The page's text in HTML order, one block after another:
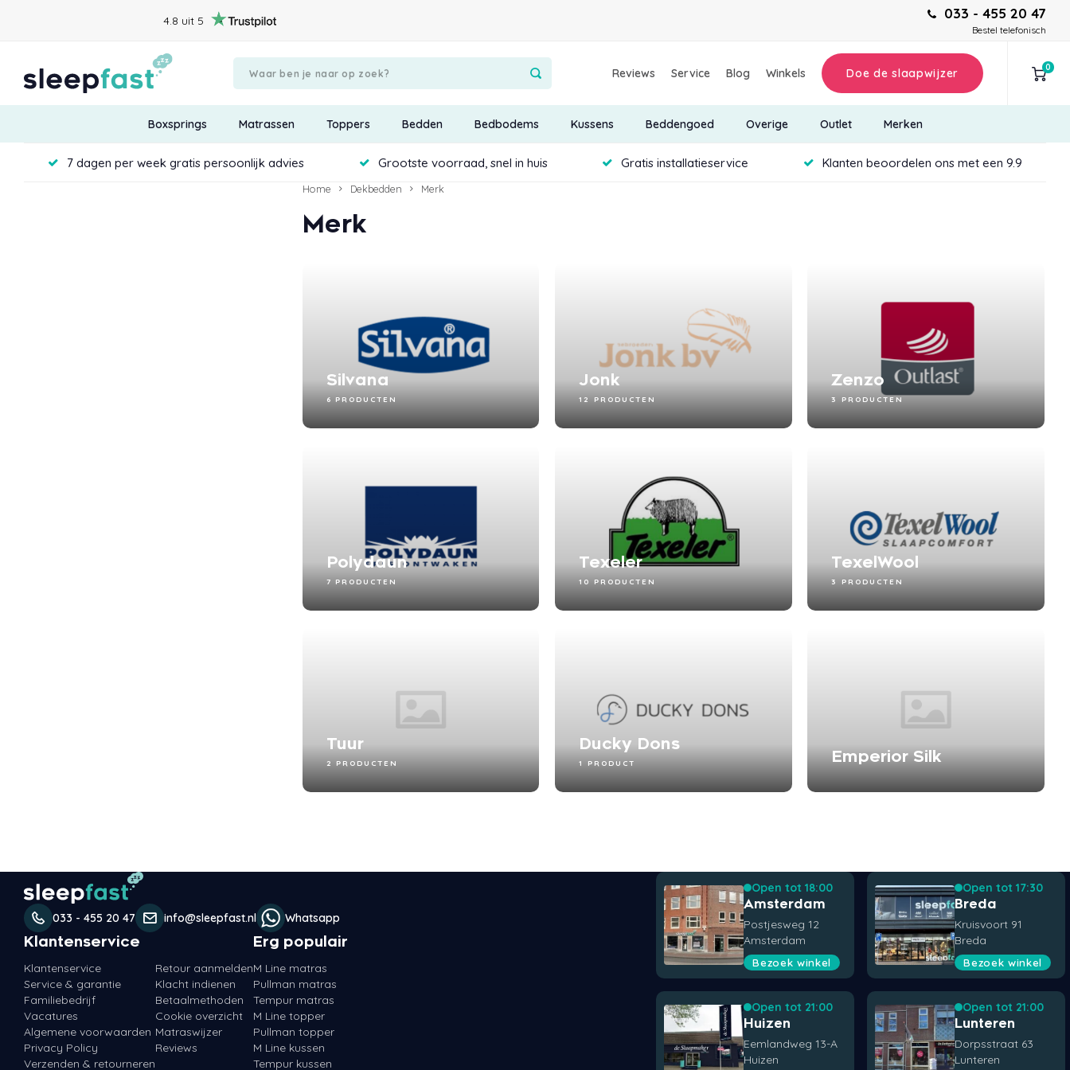
4.8 uit 5 033 - 455 20 47
Bestel telefonisch
Reviews Service Blog Winkels Doe de slaapwijzer 0
Boxsprings Matrassen Toppers Bedden Bedbodems Kussens Beddengoed Overige Outlet Merken
7 dagen per week gratis persoonlijk advies Grootste voorraad, snel in huis Gratis installatieservice Klanten beoordelen ons met een 9.9
Home Dekbedden Merk
Merk
Silvana
6 PRODUCTEN
Jonk
12 PRODUCTEN
Zenzo
3 PRODUCTEN
Polydaun
7 PRODUCTEN
Texeler
10 PRODUCTEN
TexelWool
3 PRODUCTEN
Tuur
2 PRODUCTEN
Ducky Dons
1 PRODUCT Emperior Silk
Open tot 18:00
Amsterdam
Postjesweg 12
Amsterdam
Bezoek winkel
Open tot 17:30
Breda
Kruisvoort 91
Breda
Bezoek winkel
Open tot 21:00
Huizen
Eemlandweg 13-A
Huizen
Open tot 21:00
Lunteren
Dorpsstraat 63
Lunteren
033 - 455 20 47 info@sleepfast.nl Whatsapp
Klantenservice
Klantenservice
Service & garantie
Familiebedrijf
Vacatures
Algemene voorwaarden
Privacy Policy
Verzenden & retourneren
Retour aanmelden
Klacht indienen
Betaalmethoden
Cookie overzicht
Matraswijzer
Reviews
Erg populair
M Line matras
Pullman matras
Tempur matras
M Line topper
Pullman topper
M Line kussen
Tempur kussen